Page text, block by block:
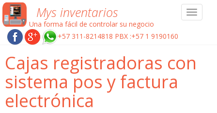
Toggle
Mys inventarios
Una forma fácil de controlar su negocio
+57 311-8214818 PBX :+57 1 9190160
Cajas registradoras con
sistema pos y factura
electrónica